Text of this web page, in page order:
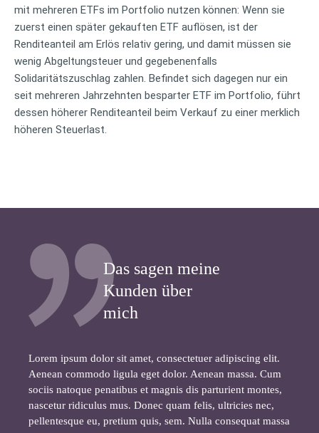
mit mehreren ETFs im Portfolio nutzen können: Wenn sie
zuerst einen später gekauften ETF auflösen, ist der
Renditeanteil am Erlös relativ gering, und damit müssen sie
wenig Abgeltungsteuer und gegebenenfalls
Solidaritätszuschlag zahlen. Befindet sich dagegen nur ein
seit mehreren Jahrzehnten besparter ETF im Portfolio, führt
dessen höherer Renditeanteil beim Verkauf zu einer merklich
höheren Steuerlast.
Das sagen meine
Kunden über
mich
Lorem ipsum dolor sit amet, consectetuer adipiscing elit.
Aenean commodo ligula eget dolor. Aenean massa. Cum
sociis natoque penatibus et magnis dis parturient montes,
nascetur ridiculus mus. Donec quam felis, ultricies nec,
pellentesque eu, pretium quis, sem. Nulla consequat massa